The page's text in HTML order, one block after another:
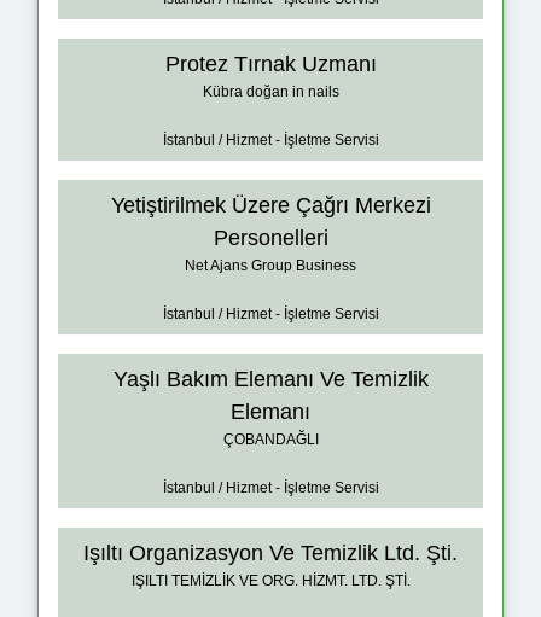
Protez Tırnak Uzmanı
Kübra doğan in nails
İstanbul / Hizmet - İşletme Servisi
Yetiştirilmek Üzere Çağrı Merkezi
Personelleri
Net Ajans Group Business
İstanbul / Hizmet - İşletme Servisi
Yaşlı Bakım Elemanı Ve Temizlik
Elemanı
ÇOBANDAĞLI
İstanbul / Hizmet - İşletme Servisi
Işıltı Organizasyon Ve Temizlik Ltd. Şti.
IŞILTI TEMİZLİK VE ORG. HİZMT. LTD. ŞTİ.